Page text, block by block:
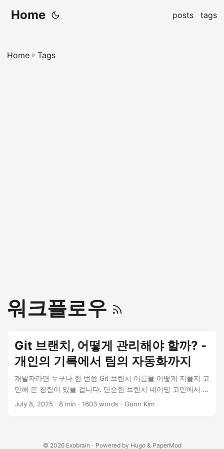
Home posts tags
Home » Tags
워크플로우
Git 브랜치, 어떻게 관리해야 할까? -
개인의 기록에서 팀의 자동화까지
개발자라면 누구나 한 번쯤 Git 브랜치 이름을 어떻게 지을지 고
민해 본 경험이 있을 겁니다. 단순한 브랜치 네이밍 고민에서 시
작해 팀 전체의 자동화 워크플로우까지 완성한 여정을 공유합
July 8, 2025 · 8 min · 1603 words · Gunn Kim
© 2026 Exobrain · Powered by Hugo& PaperMod